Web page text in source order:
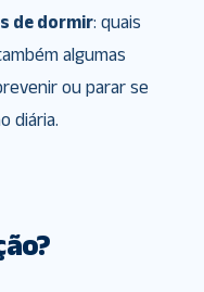
de dormir: quais
algumas
ou parar se
diária.